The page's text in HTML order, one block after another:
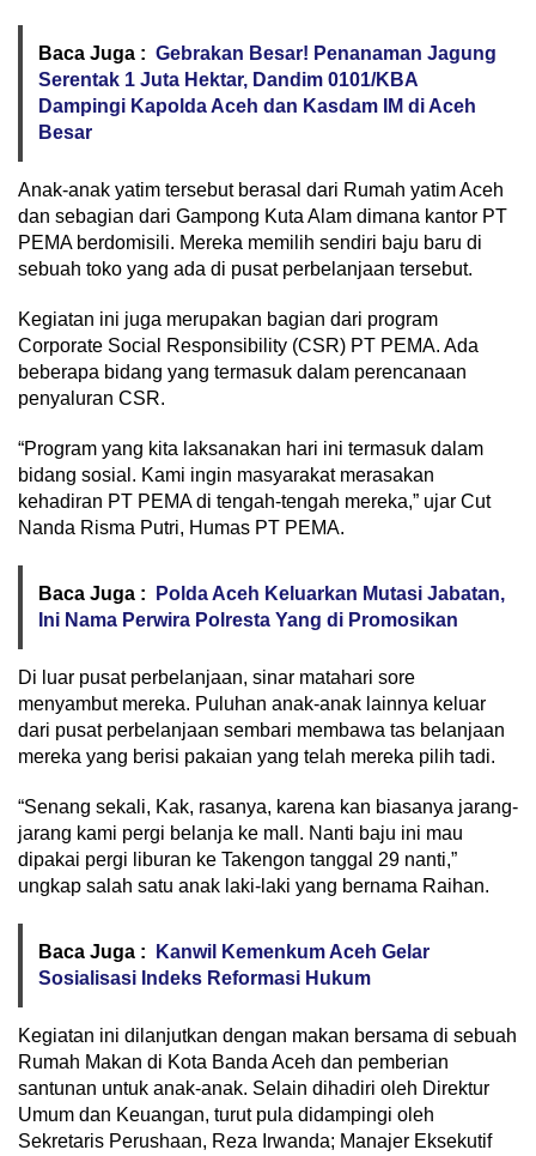
Baca Juga : Gebrakan Besar! Penanaman Jagung
Serentak 1 Juta Hektar, Dandim 0101/KBA
Dampingi Kapolda Aceh dan Kasdam IM di Aceh
Besar
Anak-anak yatim tersebut berasal dari Rumah yatim Aceh
dan sebagian dari Gampong Kuta Alam dimana kantor PT
PEMA berdomisili. Mereka memilih sendiri baju baru di
sebuah toko yang ada di pusat perbelanjaan tersebut.
Kegiatan ini juga merupakan bagian dari program
Corporate Social Responsibility (CSR) PT PEMA. Ada
beberapa bidang yang termasuk dalam perencanaan
penyaluran CSR.
“Program yang kita laksanakan hari ini termasuk dalam
bidang sosial. Kami ingin masyarakat merasakan
kehadiran PT PEMA di tengah-tengah mereka,” ujar Cut
Nanda Risma Putri, Humas PT PEMA.
Baca Juga :
Polda Aceh Keluarkan Mutasi Jabatan,
Ini Nama Perwira Polresta Yang di Promosikan
Di luar pusat perbelanjaan, sinar matahari sore
menyambut mereka. Puluhan anak-anak lainnya keluar
dari pusat perbelanjaan sembari membawa tas belanjaan
mereka yang berisi pakaian yang telah mereka pilih tadi.
“Senang sekali, Kak, rasanya, karena kan biasanya jarang-
jarang kami pergi belanja ke mall. Nanti baju ini mau
dipakai pergi liburan ke Takengon tanggal 29 nanti,”
ungkap salah satu anak laki-laki yang bernama Raihan.
Baca Juga :
Kanwil Kemenkum Aceh Gelar
Sosialisasi Indeks Reformasi Hukum
Kegiatan ini dilanjutkan dengan makan bersama di sebuah
Rumah Makan di Kota Banda Aceh dan pemberian
santunan untuk anak-anak. Selain dihadiri oleh Direktur
Umum dan Keuangan, turut pula didampingi oleh
Sekretaris Perushaan, Reza Irwanda; Manajer Eksekutif